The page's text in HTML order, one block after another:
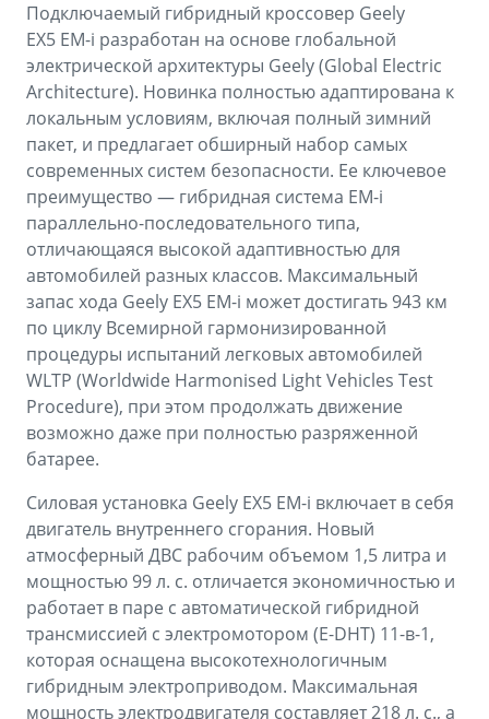
Подключаемый гибридный кроссовер Geely
EX5 EM-i разработан на основе глобальной
электрической архитектуры Geely (Global Electric
Architecture). Новинка полностью адаптирована к
локальным условиям, включая полный зимний
пакет, и предлагает обширный набор самых
современных систем безопасности. Ее ключевое
преимущество — гибридная система EM-i
параллельно-последовательного типа,
отличающаяся высокой адаптивностью для
автомобилей разных классов. Максимальный
запас хода Geely EX5 EM-i может достигать 943 км
по циклу Всемирной гармонизированной
процедуры испытаний легковых автомобилей
WLTP (Worldwide Harmonised Light Vehicles Test
Procedure), при этом продолжать движение
возможно даже при полностью разряженной
батарее.
Силовая установка Geely EX5 EM-i включает в себя
двигатель внутреннего сгорания. Новый
атмосферный ДВС рабочим объемом 1,5 литра и
мощностью 99 л. с. отличается экономичностью и
работает в паре с автоматической гибридной
трансмиссией с электромотором (E-DHT) 11-в-1,
которая оснащена высокотехнологичным
гибридным электроприводом. Максимальная
мощность электродвигателя составляет 218 л. с., а